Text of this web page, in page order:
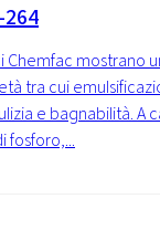
Chemfac mostrano
tra cui
e bagnabilità. A
fosforo,...